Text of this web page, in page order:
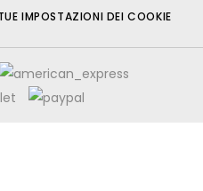
IMPOSTAZIONI DEI COOKIE